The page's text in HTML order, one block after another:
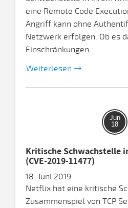
eine Remote Code
Angriff kann ohne
Netzwerk erfolgen. Ob es
Einschränkungen ...
Weiterlesen
Jun
18
Kritische Schwachstelle
(CVE-2019-11477)
18. Juni 2019
Netflix hat eine kritische
Zusammenspiel von TCP